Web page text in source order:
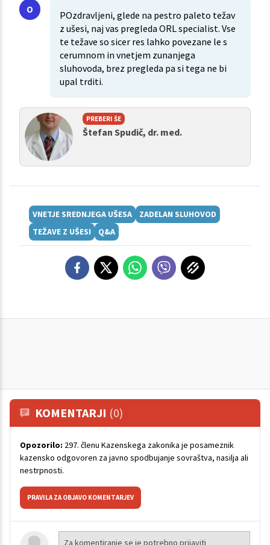
POzdravljeni, glede na pestro paleto težav
z ušesi, naj vas pregleda ORL specialist. Vse
te težave so sicer res lahko povezane le s
cerumnom in vnetjem zunanjega
sluhovoda, brez pregleda pa si tega ne bi
upal trditi.
PREBERI ŠE
Štefan Spudič, dr. med.
VNETJE SREDNJEGA UŠESA
ZADELAN SLUHOVOD
TEŽAVE Z UŠESI
Q&A
KOMENTARJI (0)
Opozorilo: 297. členu Kazenskega zakonika je posameznik
kazensko odgovoren za javno spodbujanje sovraštva, nasilja ali
nestrpnosti.
PRAVILA ZA OBJAVO KOMENTARJEV